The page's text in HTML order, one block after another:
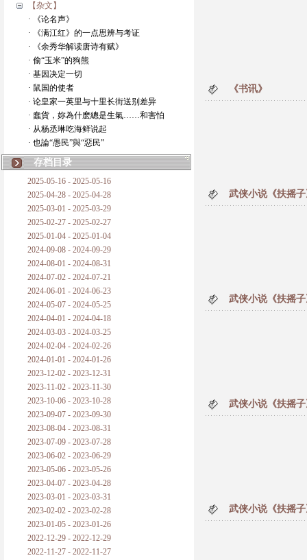
【杂文】
· 《论名声》
· 《满江红》的一点思辨与考证
· 《余秀华解读唐诗有赋》
· 偷“玉米”的狗熊
· 基因决定一切
· 鼠国的使者
· 论皇家一英里与十里长街送别差异
· 蠢貨，妳為什麽總是生氣……和害怕
· 从杨丞琳吃海鲜说起
· 也論“愚民”與“惡民”
存档目录
2025-05-16 - 2025-05-16
2025-04-28 - 2025-04-28
2025-03-01 - 2025-03-29
2025-02-27 - 2025-02-27
2025-01-04 - 2025-01-04
2024-09-08 - 2024-09-29
2024-08-01 - 2024-08-31
2024-07-02 - 2024-07-21
2024-06-01 - 2024-06-23
2024-05-07 - 2024-05-25
2024-04-01 - 2024-04-18
2024-03-03 - 2024-03-25
2024-02-04 - 2024-02-26
2024-01-01 - 2024-01-26
2023-12-02 - 2023-12-31
2023-11-02 - 2023-11-30
2023-10-06 - 2023-10-28
2023-09-07 - 2023-09-30
2023-08-04 - 2023-08-31
2023-07-09 - 2023-07-28
2023-06-02 - 2023-06-29
2023-05-06 - 2023-05-26
2023-04-07 - 2023-04-28
2023-03-01 - 2023-03-31
2023-02-02 - 2023-02-28
2023-01-05 - 2023-01-26
2022-12-29 - 2022-12-29
2022-11-27 - 2022-11-27
《书讯》
武侠小说《扶摇
武侠小说《扶摇
武侠小说《扶摇
武侠小说《扶摇